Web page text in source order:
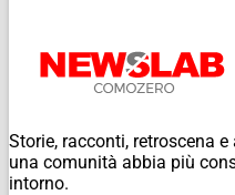
Storie, racconti, retroscena
una comunità abbia più
intorno.